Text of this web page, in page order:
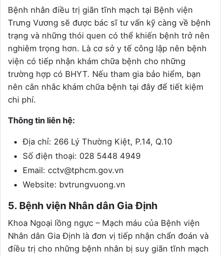
Bệnh nhân điều trị giãn tĩnh mạch tại Bệnh viện
Trưng Vương sẽ được bác sĩ tư vấn kỹ càng về bệnh
trạng và những thói quen có thể khiến bệnh trở nên
nghiêm trọng hơn. Là cơ sở y tế công lập nên bệnh
viện có tiếp nhận khám chữa bệnh cho những
trường hợp có BHYT. Nếu tham gia bảo hiểm, bạn
nên cân nhắc khám chữa bệnh tại đây để tiết kiệm
chi phí.
Thông tin liên hệ:
Địa chỉ: 266 Lý Thường Kiệt, P.14, Q.10
Số điện thoại: 028 5448 4949
Email: cctv@tphcm.gov.vn
Website: bvtrungvuong.vn
5. Bệnh viện Nhân dân Gia Định
Khoa Ngoại lồng ngực – Mạch máu của Bệnh viện
Nhân dân Gia Định là đơn vị tiếp nhận chẩn đoán và
điều trị cho những bệnh nhân bị suy giãn tĩnh mạch